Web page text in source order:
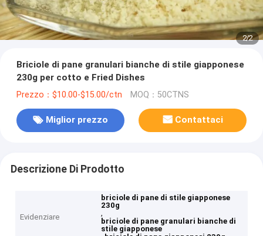
2/2
Briciole di pane granulari bianche di stile giapponese
230g per cotto e Fried Dishes
Prezzo：$10.00-$15.00/ctn MOQ：50CTNS
Miglior prezzo Contattaci
Descrizione Di Prodotto
Evidenziare
briciole di pane di stile giapponese
230g
,
briciole di pane granulari bianche di
stile giapponese